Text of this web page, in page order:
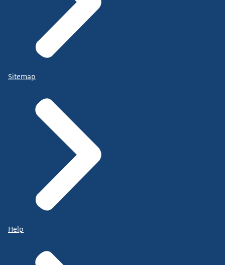
Sitemap
Help